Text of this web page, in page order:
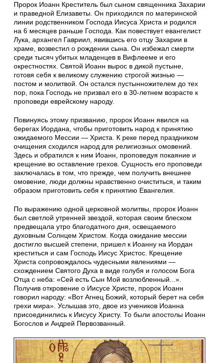
Пророк Иоанн Креститель был сыном священника Захарии
и праведной Елизаветы. Он приходился по материнской
линии родственником Господа Иисуса Христа и родился
на 6 месяцев раньше Господа. Как повествует евангелист
Лука, архангел Гавриил, явившись его отцу Захарии в
храме, возвестил о рождении сына. Он избежал смерти
среди тысяч убитых младенцев в Вифлееме и его
окрестностях. Святой Иоанн вырос в дикой пустыне,
готовя себя к великому служению строгой жизнью —
постом и молитвой. Он остался пустынножителем до тех
пор, пока Господь не призвал его в 30-летнем возрасте к
проповеди еврейскому народу.
Повинуясь этому призванию, пророк Иоанн явился на
берегах Иордана, чтобы приготовить народ к принятию
ожидаемого Мессии — Христа. К реке перед праздником
очищения сходился народ для религиозных омовений.
Здесь и обратился к ним Иоанн, проповедуя покаяние и
крещение во оставление грехов. Сущность его проповеди
заключалась в том, что прежде, чем получить внешнее
омовение, люди должны нравственно очиститься, и таким
образом приготовить себя к принятию Евангелия.
По выражению одной церковной молитвы, пророк Иоанн
был светлой утренней звездой, которая своим блеском
предвещала утро благодатного дня, освещаемого
духовным Солнцем Христом. Когда ожидание мессии
достигло высшей степени, пришел к Иоанну на Иордан
креститься и сам Господь Иисус Христос. Крещение
Христа сопровождалось чудесными явлениями —
схождением Святого Духа в виде голубя и голосом Бога
Отца с неба: «Сей есть Сын Мой возлюбленный...».
Получив откровение о Иисусе Христе, пророк Иоанн
говорил народу: «Вот Агнец Божий, который берет на себя
грехи мира». Услышав это, двое из учеников Иоанна
присоединились к Иисусу Христу. То были апостолы Иоанн
Богослов и Андрей Первозванный.